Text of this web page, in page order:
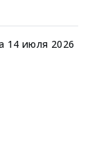
14 июля 2026